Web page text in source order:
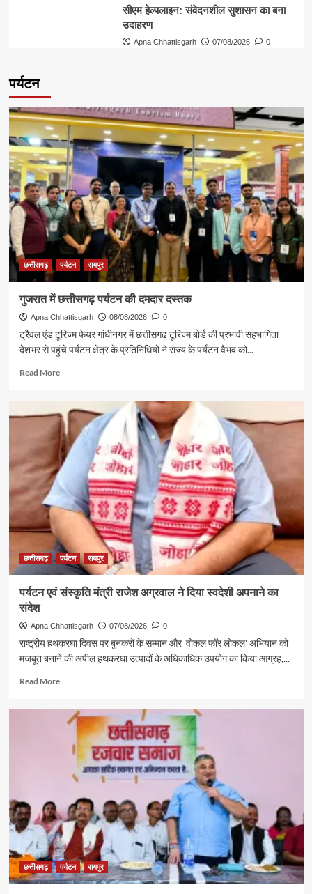
सीएम हेल्पलाइन: संवेदनशील सुशासन का बना
उदाहरण
Apna Chhattisgarh 07/08/2026 0
पर्यटन
छत्तीसगढ़ पर्यटन रायपुर
गुजरात में छत्तीसगढ़ पर्यटन की दमदार दस्तक
Apna Chhattisgarh 08/08/2026 0
ट्रैवल एंड टूरिज्म फेयर गांधीनगर में छत्तीसगढ़ टूरिज्म बोर्ड की प्रभावी सहभागिता
देशभर से पहुंचे पर्यटन क्षेत्र के प्रतिनिधियों ने राज्य के पर्यटन वैभव को...
Read MoreRead
गुजरात
में
छत्तीसगढ़
पर्यटन
की
दमदार
दस्तक
छत्तीसगढ़ पर्यटन रायपुर
पर्यटन एवं संस्कृति मंत्री राजेश अग्रवाल ने दिया स्वदेशी अपनाने का
संदेश
Apna Chhattisgarh 07/08/2026 0
राष्ट्रीय हथकरघा दिवस पर बुनकरों के सम्मान और 'वोकल फॉर लोकल' अभियान को
मजबूत बनाने की अपील हथकरघा उत्पादों के अधिकाधिक उपयोग का किया आग्रह,...
Read MoreRead
पर्यटन
संस्कृति
राजेश
अग्रवाल
दिया
स्वदेशी
अपनाने
का
संदेश
छत्तीसगढ़ पर्यटन रायपुर